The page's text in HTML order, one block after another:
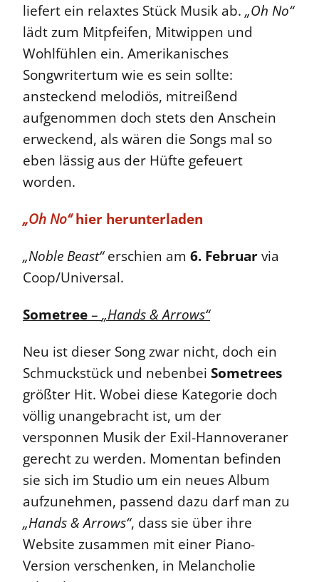
liefert ein relaxtes Stück Musik ab. „Oh No“
lädt zum Mitpfeifen, Mitwippen und
Wohlfühlen ein. Amerikanisches
Songwritertum wie es sein sollte:
ansteckend melodiös, mitreißend
aufgenommen doch stets den Anschein
erweckend, als wären die Songs mal so
eben lässig aus der Hüfte gefeuert
worden.
„Oh No“hier herunterladen
„Noble Beast“erschien am 6. Februarvia
Coop/Universal.
Sometree– „Hands & Arrows“
Neu ist dieser Song zwar nicht, doch ein
Schmuckstück und nebenbei Sometrees
größter Hit. Wobei diese Kategorie doch
völlig unangebracht ist, um der
versponnen Musik der Exil-Hannoveraner
gerecht zu werden. Momentan befinden
sie sich im Studio um ein neues Album
aufzunehmen, passend dazu darf man zu
„Hands & Arrows“, dass sie über ihre
Website zusammen mit einer Piano-
Version verschenken, in Melancholie